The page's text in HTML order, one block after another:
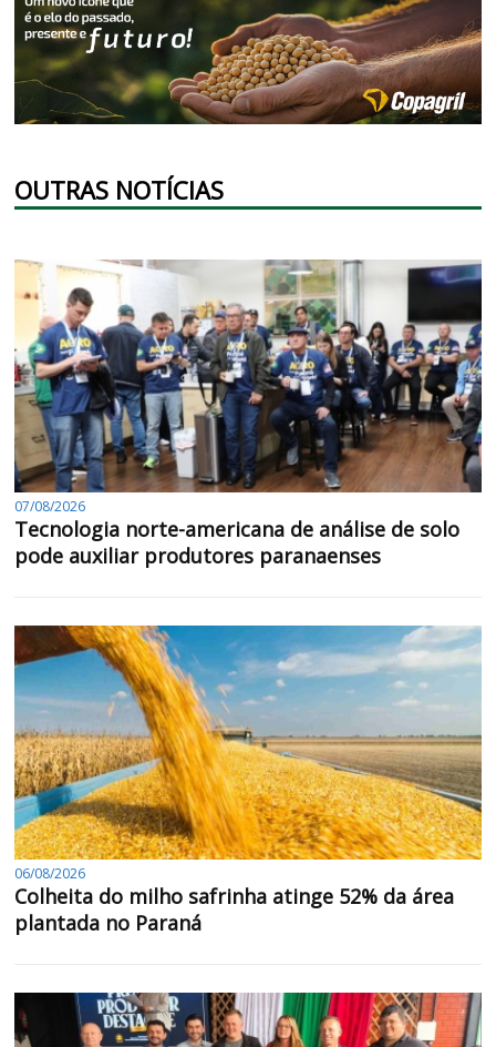
OUTRAS NOTÍCIAS
07/08/2026
Tecnologia norte-americana de análise de solo
pode auxiliar produtores paranaenses
06/08/2026
Colheita do milho safrinha atinge 52% da área
plantada no Paraná